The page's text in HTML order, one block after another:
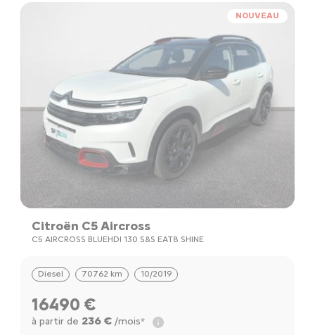
NOUVEAU
Citroën C5 Aircross
C5 AIRCROSS BLUEHDI 130 S&S EAT8 SHINE
Diesel 70762 km 10/2019
16490 €
à partir de 236 €/mois*